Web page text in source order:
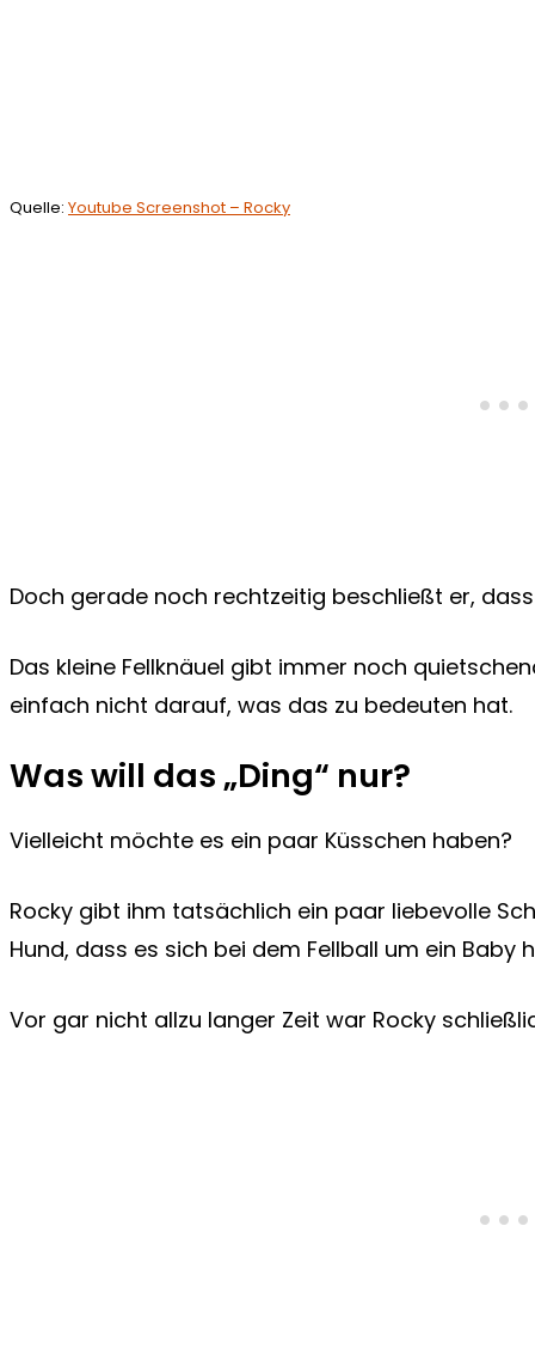
Quelle: Youtube Screenshot – Rocky
Doch gerade noch rechtzeitig beschließt er,
Das kleine Fellknäuel gibt immer noch
einfach nicht darauf, was das zu bedeuten hat.
Was will das „Ding“ nur?
Vielleicht möchte es ein paar Küsschen haben?
Rocky gibt ihm tatsächlich ein paar liebevolle
Hund, dass es sich bei dem Fellball um ein Baby
Vor gar nicht allzu langer Zeit war Rocky